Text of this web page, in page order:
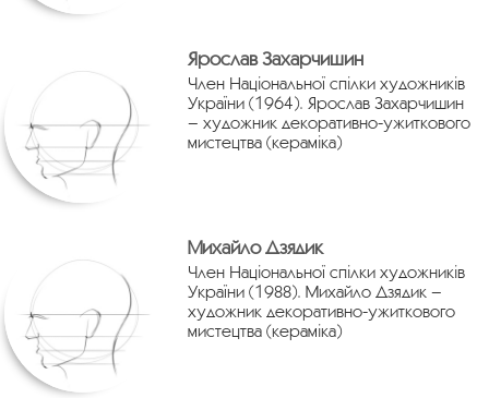
Ярослав Захарчишин
Член Національної спілки художників
України (1964). Ярослав Захарчишин
– художник декоративно-ужиткового
мистецтва (кераміка)
Михайло Дзядик
Член Національної спілки художників
України (1988). Михайло Дзядик –
художник декоративно-ужиткового
мистецтва (кераміка)